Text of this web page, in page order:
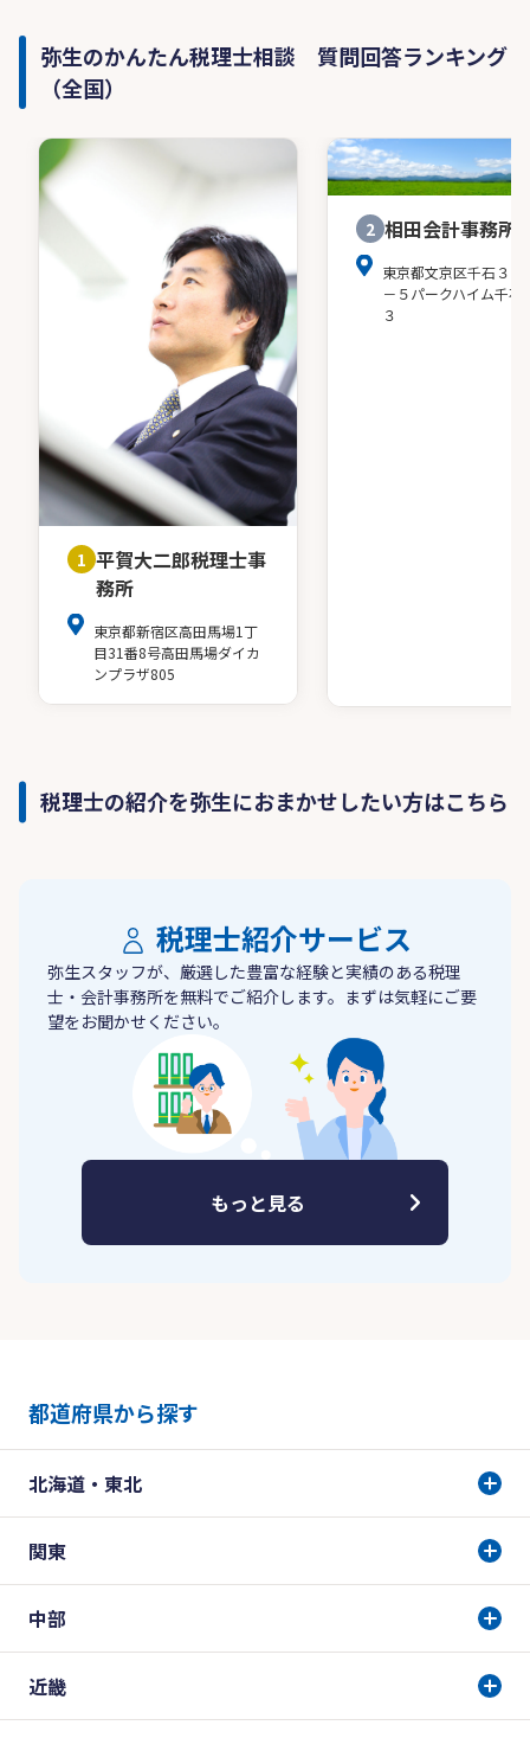
弥生のかんたん税理士相談 質問回答ランキング
（全国）
1 平賀大二郎税理士事
務所
東京都新宿区高田馬場1丁
目31番8号高田馬場ダイカ
ンプラザ805
2 相田会計事務所
東京都文京区千石３－
－５パークハイム千石
３
税理士の紹介を弥生におまかせしたい方はこちら
税理士紹介サービス
弥生スタッフが、厳選した豊富な経験と実績のある税理
士・会計事務所を無料でご紹介します。まずは気軽にご要
望をお聞かせください。
もっと見る
都道府県から探す
北海道・東北
関東
中部
近畿